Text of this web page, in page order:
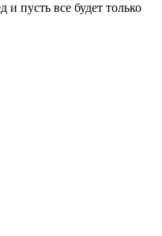
пусть все будет только